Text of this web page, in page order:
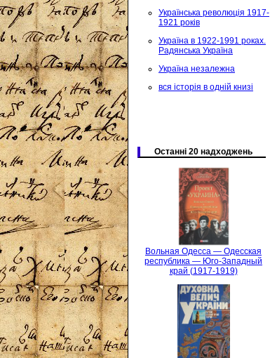
Українська революція 1917-
1921 років
Україна в 1922-1991 роках.
Радянська Україна
Україна незалежна
вся історія в одній книзі
Останні 20 надходжень
Вольная Одесса — Одесская
республика — Юго-Западный
край (1917-1919)